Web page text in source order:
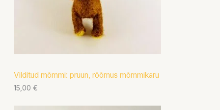
Vilditud mõmmi: pruun, rõõmus mõmmikaru
15,00 €